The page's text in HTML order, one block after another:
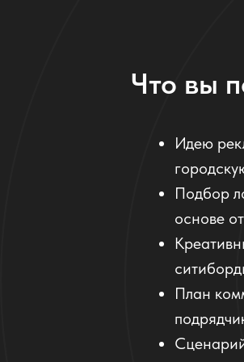
Что вы
Идею
Подбор
основе
План